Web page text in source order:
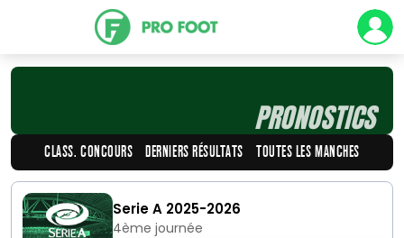
PRONOSTICS
CLASS. CONCOURS DERNIERS RÉSULTATS TOUTES LES MANCHES
Serie A 2025-2026
4ème journée